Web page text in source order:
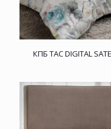
КПБ TAC DIGITAL